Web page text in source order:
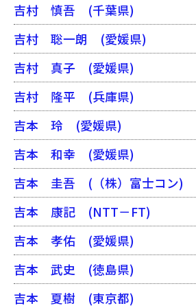
吉村 慎吾 (千葉県)
吉村 聡一朗 (愛媛県)
吉村 真子 (愛媛県)
吉村 隆平 (兵庫県)
吉本 玲 (愛媛県)
吉本 和幸 (愛媛県)
吉本 圭吾 (（株）富士コン)
吉本 康記(NTT－FT)
吉本 孝佑(愛媛県)
吉本 武史 (徳島県)
吉本 夏樹 (東京都)